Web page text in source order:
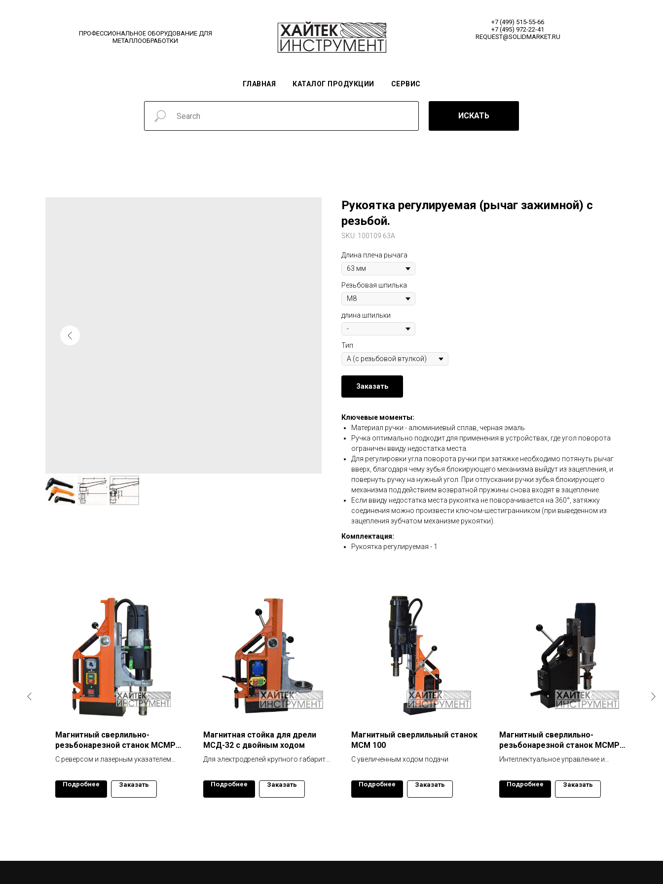
ПРОФЕССИОНАЛЬНОЕ ОБОРУДОВАНИЕ ДЛЯ
МЕТАЛЛООБРАБОТКИ
+7 (499) 515-55-66
+7 (495) 972-22-41
REQUEST@SOLIDMARKET.RU
ГЛАВНАЯ КАТАЛОГ ПРОДУКЦИИ СЕРВИС
ИСКАТЬ
Рукоятка регулируемая (рычаг зажимной) с
резьбой.
SKU: 100109 63A
Длина плеча рычага
Резьбовая шпилька
длина шпильки
Тип
Заказать
Ключевые моменты:
Материал ручки - алюминиевый сплав, черная эмаль
Ручка оптимально подходит для применения в устройствах, где угол поворота
ограничен ввиду недостатка места.
Для регулировки угла поворота ручки при затяжке необходимо потянуть рычаг
вверх, благодаря чему зубья блокирующего механизма выйдут из зацепления, и
повернуть ручку на нужный угол. При отпускании ручки зубья блокирующего
механизма под действием возвратной пружины снова входят в зацепление.
Если ввиду недостатка места рукоятка не поворачивается на 360°, затяжку
соединения можно произвести ключом-шестигранником (при выведенном из
зацепления зубчатом механизме рукоятки).
Комплектация:
Рукоятка регулируемая - 1
Магнитный сверлильно-
резьбонарезной станок МСМР
100
С реверсом и лазерным указателем
Подробнее Заказать
Магнитная стойка для дрели
МСД-32 с двойным ходом
Для электродрелей крупного габарита
Подробнее Заказать
Магнитный сверлильный станок
МСМ 100
С увеличенным ходом подачи
Подробнее Заказать
Магнитный сверлильно-
резьбонарезной станок МСМР
40E
Интеллектуальное управление и
Подробнее Заказать